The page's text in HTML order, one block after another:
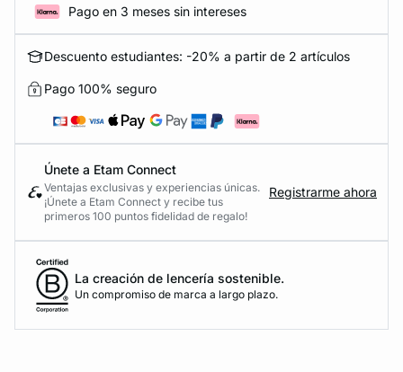
Pago en 3 meses sin intereses
Descuento estudiantes: -20% a partir de 2 artículos
Pago 100% seguro
Únete a Etam Connect
Ventajas exclusivas y experiencias únicas.
¡Únete a Etam Connect y recibe tus
primeros 100 puntos fidelidad de regalo!
Registrarme ahora
La creación de lencería sostenible.
Un compromiso de marca a largo plazo.